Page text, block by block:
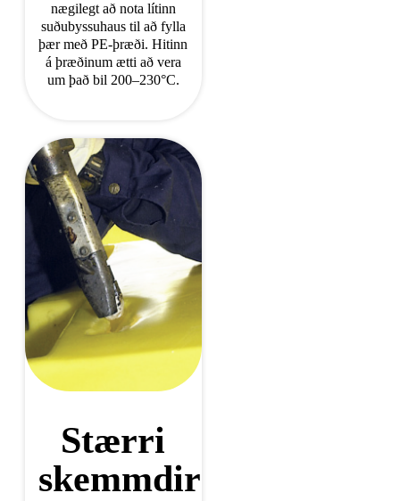
nægilegt að nota lítinn
suðubyssuhaus til að fylla
þær með PE-þræði. Hitinn
á þræðinum ætti að vera
um það bil 200–230°C.
Stærri
skemmdir